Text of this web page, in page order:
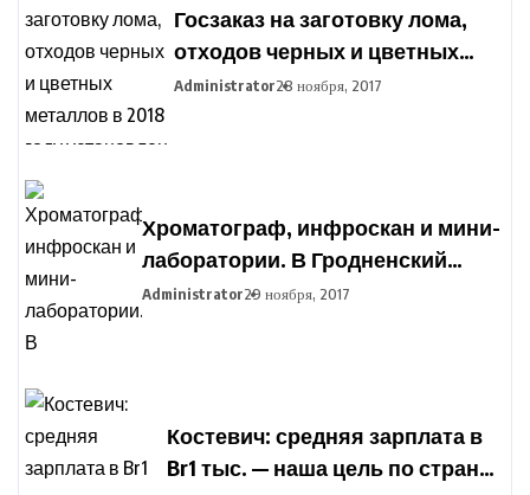
Госзаказ на заготовку лома,
отходов черных и цветных
металлов в 2018 году
Administrator28 ноября, 2017
Хроматограф, инфроскан и мини-
лаборатории. В Гродненский
агропромышленный парк
Administrator29 ноября, 2017
Костевич: средняя зарплата в
Br1 тыс. — наша цель по стране,